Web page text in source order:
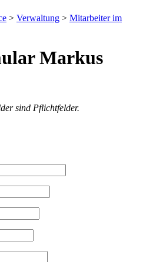
> Verwaltung > Mitarbeiter im
Markus
sind Pflichtfelder.